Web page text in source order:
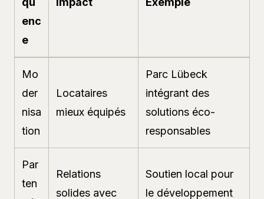
enc
e
Mo
der
nisa
tion
Locataires
mieux équipés
Parc Lübeck
intégrant des
solutions éco-
responsables
Par
ten
Relations
solides avec
Soutien local pour
le développement